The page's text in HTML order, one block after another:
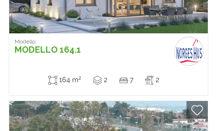
Modello:
MODELLO 164.1
164 m2 2 7 2